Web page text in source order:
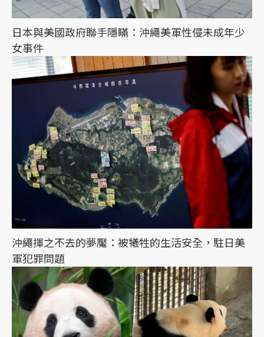
日本與美國政府聯手隱瞞：沖繩美軍性侵未成年少
女事件
沖繩揮之不去的夢魘：被犧牲的生活安全，駐日美
軍犯罪問題